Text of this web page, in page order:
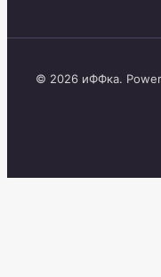
© 2026 иФФка.